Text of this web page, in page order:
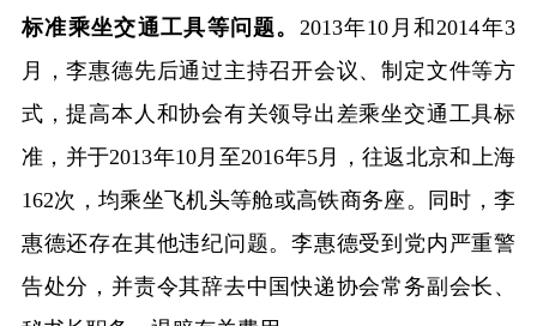
标准乘坐交通工具等问题。 2013年10 月和2014年3
月，李惠德先后通过主持召开会议、制定文件等方
式，提高本人和协会有关领导出差乘坐交通工具标
准，并于2013年10月至2016年5月，往返北京和上海
162次，均乘坐飞机头等舱或高铁商务座。同时，李
惠德还存在其他违纪问题。李惠德受到党内严重警
告处分，并责令其辞去中国快递协会常务副会长、